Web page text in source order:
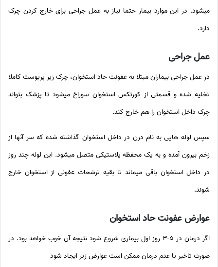
میشود. در این موارد بیمار حتما نیاز به عمل جراحی برای خارج کردن چرک
دارد.
عمل جراحی
در عمل جراحی بیماران مبتلا به عفونت حاد استخوان، چرک زیر پریوست کاملا
تخلیه شده و قسمتی از کورتکس استخوان سوراخ میشود تا پزشک بتواند
چرک داخل استخوان را هم خارج کند.
سپس لوله هایی به نام درن در داخل استخوان گذاشته شده که سر آنها از
زخم بیرون آمده و به یک محفظه پلاستیکی متصل میشود. این لوله چند روز
در داخل استخوان باقی میماند تا بقیه ترشحات عفونی از استخوان خارج
شوند.
عوارض عفونت حاد استخوان
اگر درمان در ۵-۳ روز اول بیماری شروع شود نتیجه آن خوب خواهد بود. در
صورت تاخیر یا عدم درمان ممکن است عوارض زیر ایجاد شود